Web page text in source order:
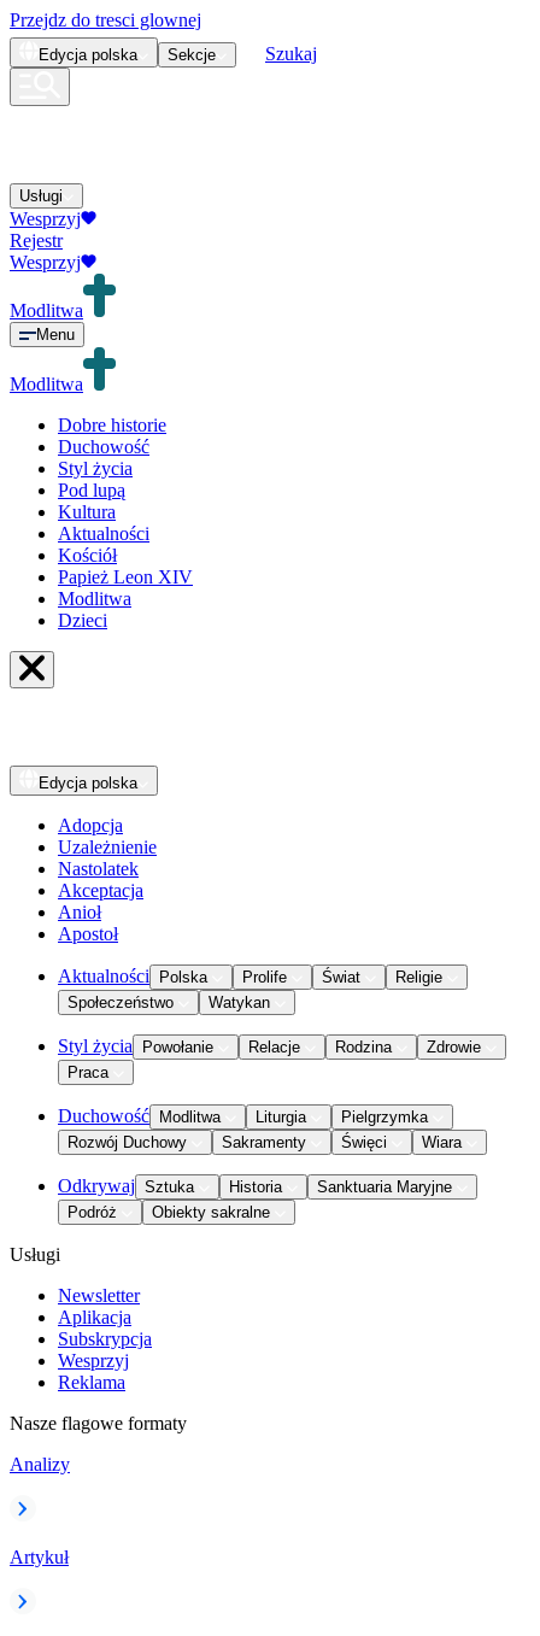
Przejdz do tresci glownej
Edycja polska Sekcje Szukaj
Usługi
Wesprzyj
Rejestr
Wesprzyj
Modlitwa
Menu
Modlitwa
Dobre historie
Duchowość
Styl życia
Pod lupą
Kultura
Aktualności
Kościół
Papież Leon XIV
Modlitwa
Dzieci
Edycja polska
Adopcja
Uzależnienie
Nastolatek
Akceptacja
Anioł
Apostoł
Aktualności Polska Prolife Świat
Religie
Społeczeństwo
Watykan
Styl życia Powołanie Relacje Rodzina
Zdrowie
Praca
Duchowość Modlitwa Liturgia
Pielgrzymka
Rozwój Duchowy
Sakramenty Święci Wiara
Odkrywaj Sztuka Historia
Sanktuaria Maryjne
Podróż
Obiekty sakralne
Usługi
Newsletter
Aplikacja
Subskrypcja
Wesprzyj
Reklama
Nasze flagowe formaty
Analizy
Artykuł